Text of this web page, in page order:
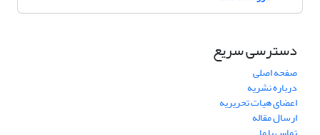
دسترسی سریع
صفحه اصلی
درباره نشریه
اعضای هیات تحریریه
ارسال مقاله